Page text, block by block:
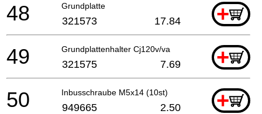
Grundplatte +
48 321573 17.84
Grundplattenhalter Cj120v/va +
49 321575 7.69
Inbusschraube M5x14 (10st) +
50 949665 2.50